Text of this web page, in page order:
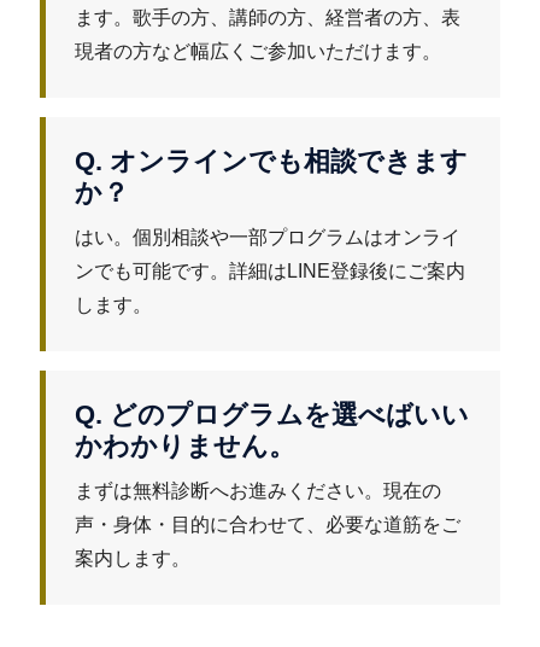
ます。歌手の方、講師の方、経営者の方、表
現者の方など幅広くご参加いただけます。
Q. オンラインでも相談できます
か？
はい。個別相談や一部プログラムはオンライ
ンでも可能です。詳細はLINE登録後にご案内
します。
Q. どのプログラムを選べばいい
かわかりません。
まずは無料診断へお進みください。現在の
声・身体・目的に合わせて、必要な道筋をご
案内します。